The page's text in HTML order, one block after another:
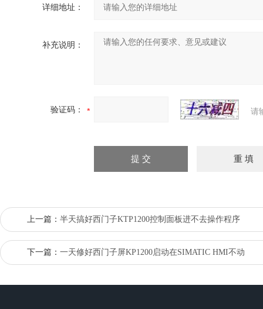
详细地址：
补充说明：
验证码： 请
上一篇： 半天搞好西门子KTP1200控制面板进不去操作程序
下一篇： 一天修好西门子屏KP1200启动在SIMATIC HMI不动